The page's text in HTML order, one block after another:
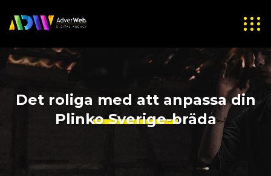
Det roliga med att anpassa din
Plinko Sverige-bräda